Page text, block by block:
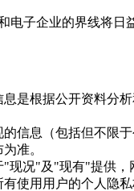
电子企业的界线将
息是根据公开资料
的信息（包括但不
准。
现况"及"现有"提供
有使用用户的个人